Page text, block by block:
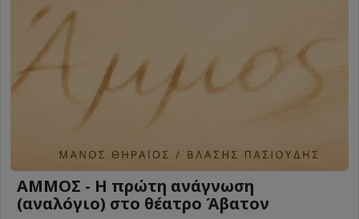
ΑΜΜΟΣ - Η πρώτη ανάγνωση
(αναλόγιο) στο θέατρο Άβατον